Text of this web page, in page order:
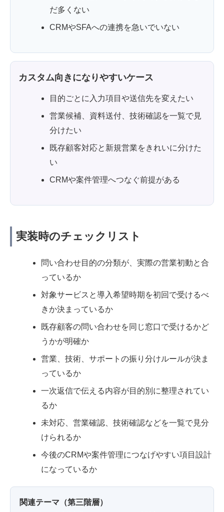
だ多くない
CRMやSFAへの連携を急いでいない
カスタム向きになりやすいケース
目的ごとに入力項目や送信先を変えたい
営業候補、資料送付、技術確認を一覧で見
分けたい
既存顧客対応と新規営業をきれいに分けた
い
CRMや案件管理へつなぐ前提がある
実装時のチェックリスト
問い合わせ目的の分類が、実際の営業初動と合
っているか
対象サービスと導入希望時期を初回で受けるべ
きか決まっているか
既存顧客の問い合わせを同じ窓口で受けるかど
うかが明確か
営業、技術、サポートの振り分けルールが決ま
っているか
一次返信で伝える内容が目的別に整理されてい
るか
未対応、営業確認、技術確認などを一覧で見分
けられるか
今後のCRMや案件管理につなげやすい項目設計
になっているか
関連テーマ（第三階層）